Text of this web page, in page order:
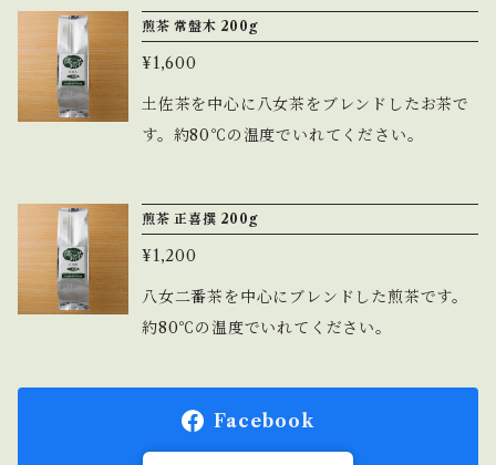
煎茶 常盤木 200g
¥1,600
土佐茶を中心に八女茶をブレンドしたお茶で
す。約80℃の温度でいれてください。
煎茶 正喜撰 200g
¥1,200
八女二番茶を中心にブレンドした煎茶です。
約80℃の温度でいれてください。
Facebook